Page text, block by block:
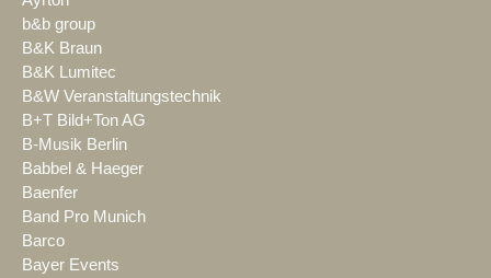
b&b group
B&K Braun
B&K Lumitec
B&W Veranstaltungstechnik
B+T Bild+Ton AG
B-Musik Berlin
Babbel & Haeger
Baenfer
Band Pro Munich
Barco
Bayer Events